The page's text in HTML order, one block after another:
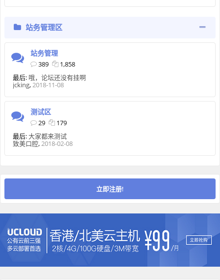
站务管理区
站务管理
389
1,858
最后: 哦，论坛还没有挂啊
jcking,2018-11-08
测试区
29
179
最后:大家都来测试
致美口腔,2018-02-08
立即注册!